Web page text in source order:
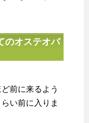
のオステオパ
前に来るよう
い前に入りま